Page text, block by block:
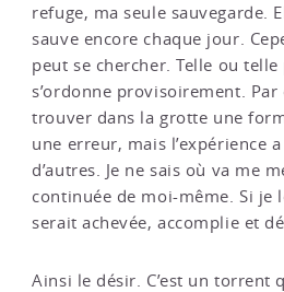
refuge, ma seule sauvegarde.
sauve encore chaque jour.
peut se chercher. Telle ou
s’ordonne provisoirement. Par
trouver dans la grotte une
une erreur, mais l’expérience
d’autres. Je ne sais où va me
continuée de moi-même. Si je
serait achevée, accomplie et
Ainsi le désir. C’est un torrent